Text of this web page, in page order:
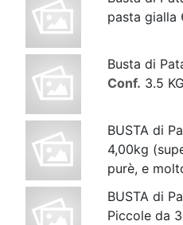
pasta gialla
Busta di
Conf. 3.5 KG
BUSTA di
4,00kg
purè, e
BUSTA di
Piccole da